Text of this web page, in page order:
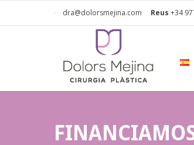
dra@dolorsmejina.com Reus +34